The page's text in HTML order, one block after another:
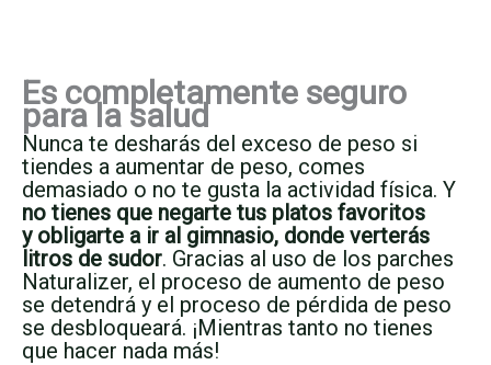
Es completamente seguro
para la salud
Nunca te desharás del exceso de peso si
tiendes a aumentar de peso, comes
demasiado o no te gusta la actividad física. Y
no tienes que negarte tus platos favoritos
y obligarte a ir al gimnasio, donde verterás
litros de sudor. Gracias al uso de los parches
Naturalizer, el proceso de aumento de peso
se detendrá y el proceso de pérdida de peso
se desbloqueará. ¡Mientras tanto no tienes
que hacer nada más!